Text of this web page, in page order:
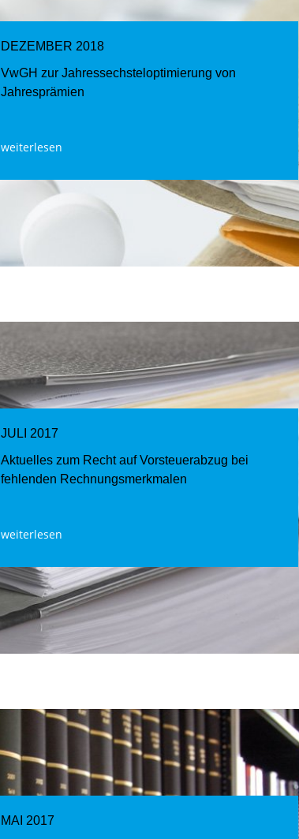
DEZEMBER 2018
VwGH zur Jahressechsteloptimierung von
Jahresprämien
weiterlesen
JULI 2017
Aktuelles zum Recht auf Vorsteuerabzug bei
fehlenden Rechnungsmerkmalen
weiterlesen
MAI 2017